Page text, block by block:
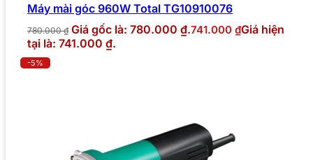
Máy mài góc 960W Total TG10910076
780.000₫ Giá gốc là: 780.000 ₫.741.000 ₫Giá hiện
tại là: 741.000 ₫.
-5%